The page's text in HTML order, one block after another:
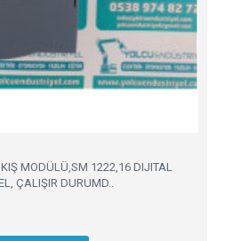
MODÜLÜ,SM 1222,16 DIJITAL
ÇALIŞIR DURUMD..